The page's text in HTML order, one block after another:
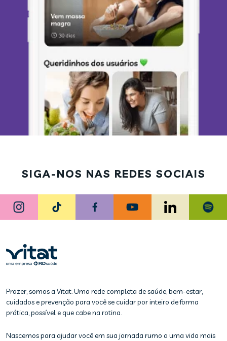
SIGA-NOS NAS REDES SOCIAIS
Prazer, somos a Vitat. Uma rede completa de saúde, bem-estar,
cuidados e prevenção para você se cuidar por inteiro de forma
prática, possível e que cabe na rotina.
Nascemos para ajudar você em sua jornada rumo a uma vida mais